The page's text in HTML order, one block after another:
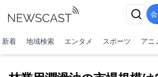
新着 地域検索 エンタメ スポーツ アニ